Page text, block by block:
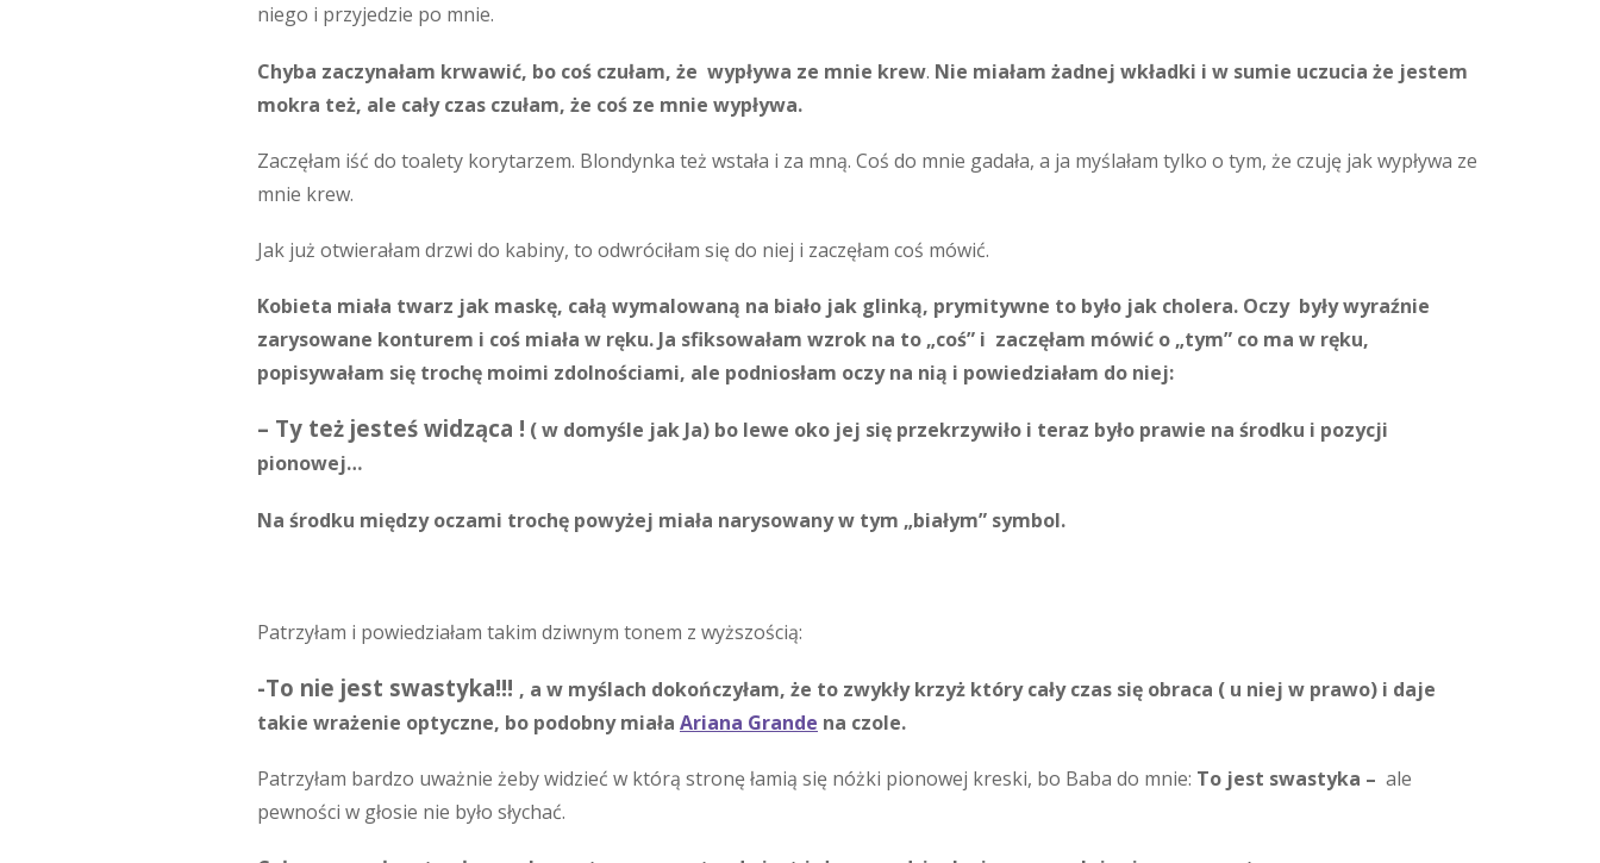
niego i przyjedzie po mnie.
Chyba zaczynałam krwawić, bo coś czułam, że wypływa ze mnie krew. Nie miałam żadnej wkładki i w sumie uczucia że jestem
mokra też, ale cały czas czułam, że coś ze mnie wypływa.
Zaczęłam iść do toalety korytarzem. Blondynka też wstała i za mną. Coś do mnie gadała, a ja myślałam tylko o tym, że czuję jak wypływa ze
mnie krew.
Jak już otwierałam drzwi do kabiny, to odwróciłam się do niej i zaczęłam coś mówić.
Kobieta miała twarz jak maskę, całą wymalowaną na biało jak glinką, prymitywne to było jak cholera. Oczy były wyraźnie
zarysowane konturem i coś miała w ręku. Ja sfiksowałam wzrok na to „coś” i zaczęłam mówić o „tym” co ma w ręku,
popisywałam się trochę moimi zdolnościami, ale podniosłam oczy na nią i powiedziałam do niej:
– Ty też jesteś widząca ! ( w domyśle jak Ja) bo lewe oko jej się przekrzywiło i teraz było prawie na środku i pozycji
pionowej…
Na środku między oczami trochę powyżej miała narysowany w tym „białym” symbol.
Patrzyłam i powiedziałam takim dziwnym tonem z wyższością:
-To nie jest swastyka!!! , a w myślach dokończyłam, że to zwykły krzyż który cały czas się obraca ( u niej w prawo) i daje
takie wrażenie optyczne, bo podobny miała Ariana Grande na czole.
Patrzyłam bardzo uważnie żeby widzieć w którą stronę łamią się nóżki pionowej kreski, bo Baba do mnie: To jest swastyka – ale
pewności w głosie nie było słychać.